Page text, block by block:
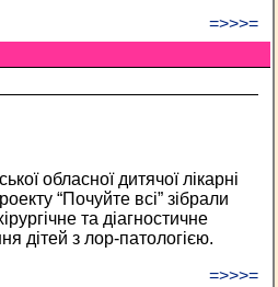
=>>>=
обласної дитячої лікарні
“Почуйте всі” зібрали
та діагностичне
дітей з лор-патологією.
=>>>=